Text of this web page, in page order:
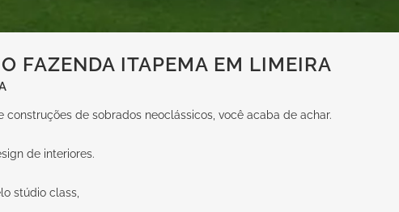
FAZENDA ITAPEMA EM LIMEIRA
de sobrados neoclássicos, você acaba de achar.
de interiores.
stúdio class,